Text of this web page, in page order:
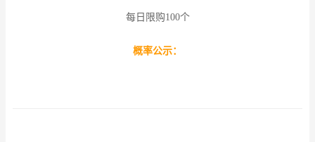
每日限购100个
概率公示：